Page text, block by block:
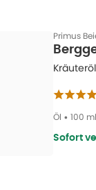
Primus
Öl • 100 ml
Sofort